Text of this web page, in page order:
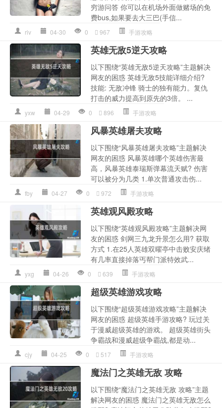
穷游问答 你可以在机场外面做赌场的免
费bus,如果要去大三巴(手信...
riv 04-30 0 967 手游攻略
英雄无敌5逆天攻略
以下围绕“英雄无敌5逆天攻略”主题解决
网友的困惑 英雄无敌5技能详细介绍?
技能: 无敌冲锋 骑士的独有能力。复仇
打击的威力提高到原先的3倍。 ...
yxw 04-29 0 896 手游攻略
风暴英雄屠夫攻略
以下围绕“风暴英雄屠夫攻略”主题解决
网友的困惑 风暴英雄哪个英雄伤害最
高，风暴英雄泰瑞斯弹幕流天赋? 伤害
可以被分为几类 1.单次普通攻击伤...
fby 04-27 0 972 手游攻略
英雄观风殿攻略
以下围绕“英雄观风殿攻略”主题解决网
友的困惑 剑网三九龙升景怎么用? 获取
方式 1.在25人英雄双曜亭中击败安庆绪
有几率直接掉落丐帮门派特效武...
yxg 04-26 0 639 手游攻略
超级英雄游戏攻略
以下围绕“超级英雄游戏攻略”主题解决
网友的困惑 超级英雄手游攻略? 玩过关
于漫威超级英雄的游戏。 超级英雄街头
争霸战和漫威超级争霸战,都是动...
cjy 04-25 0 517 手游攻略
魔法门之英雄无敌 攻略
以下围绕“魔法门之英雄无敌 攻略”主题
解决网友的困惑 魔法门之英雄无敌怎么